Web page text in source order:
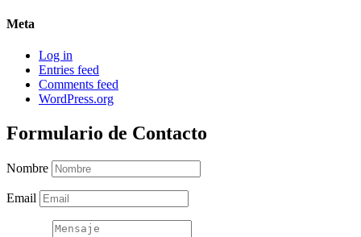
Meta
Log in
Entries feed
Comments feed
WordPress.org
Formulario de Contacto
Nombre
Email